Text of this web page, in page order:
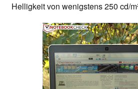
Helligkeit von wenigstens 250 cd/